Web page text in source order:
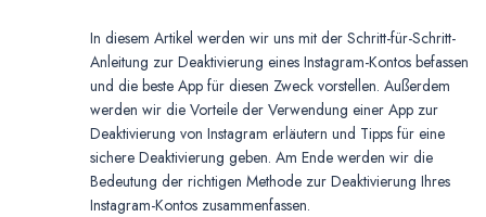
In diesem Artikel werden wir uns mit der Schritt-für-Schritt-
Anleitung zur Deaktivierung eines Instagram-Kontos befassen
und die beste App für diesen Zweck vorstellen. Außerdem
werden wir die Vorteile der Verwendung einer App zur
Deaktivierung von Instagram erläutern und Tipps für eine
sichere Deaktivierung geben. Am Ende werden wir die
Bedeutung der richtigen Methode zur Deaktivierung Ihres
Instagram-Kontos zusammenfassen.